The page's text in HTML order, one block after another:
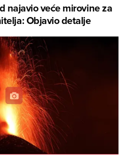
najavio veće mirovine za
Objavio detalje